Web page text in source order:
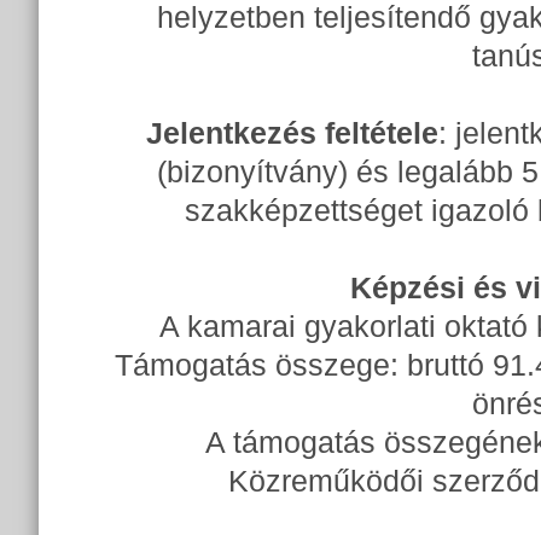
helyzetben teljesítendő
Jelentkezés feltétele:
(bizonyítvány) és legalább
szakképzettséget
Képzési és
A kamarai gyakorlati
Támogatás összege: bruttó
A támogatás
Közreműködői